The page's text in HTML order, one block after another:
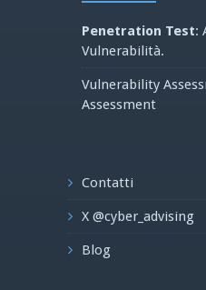
Penetration Test:
Vulnerabilità.
Vulnerability
Assessment
Contatti
X @cyber_advising
Blog